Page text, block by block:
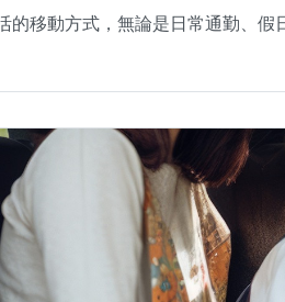
的移動方式，無論是日常通勤、